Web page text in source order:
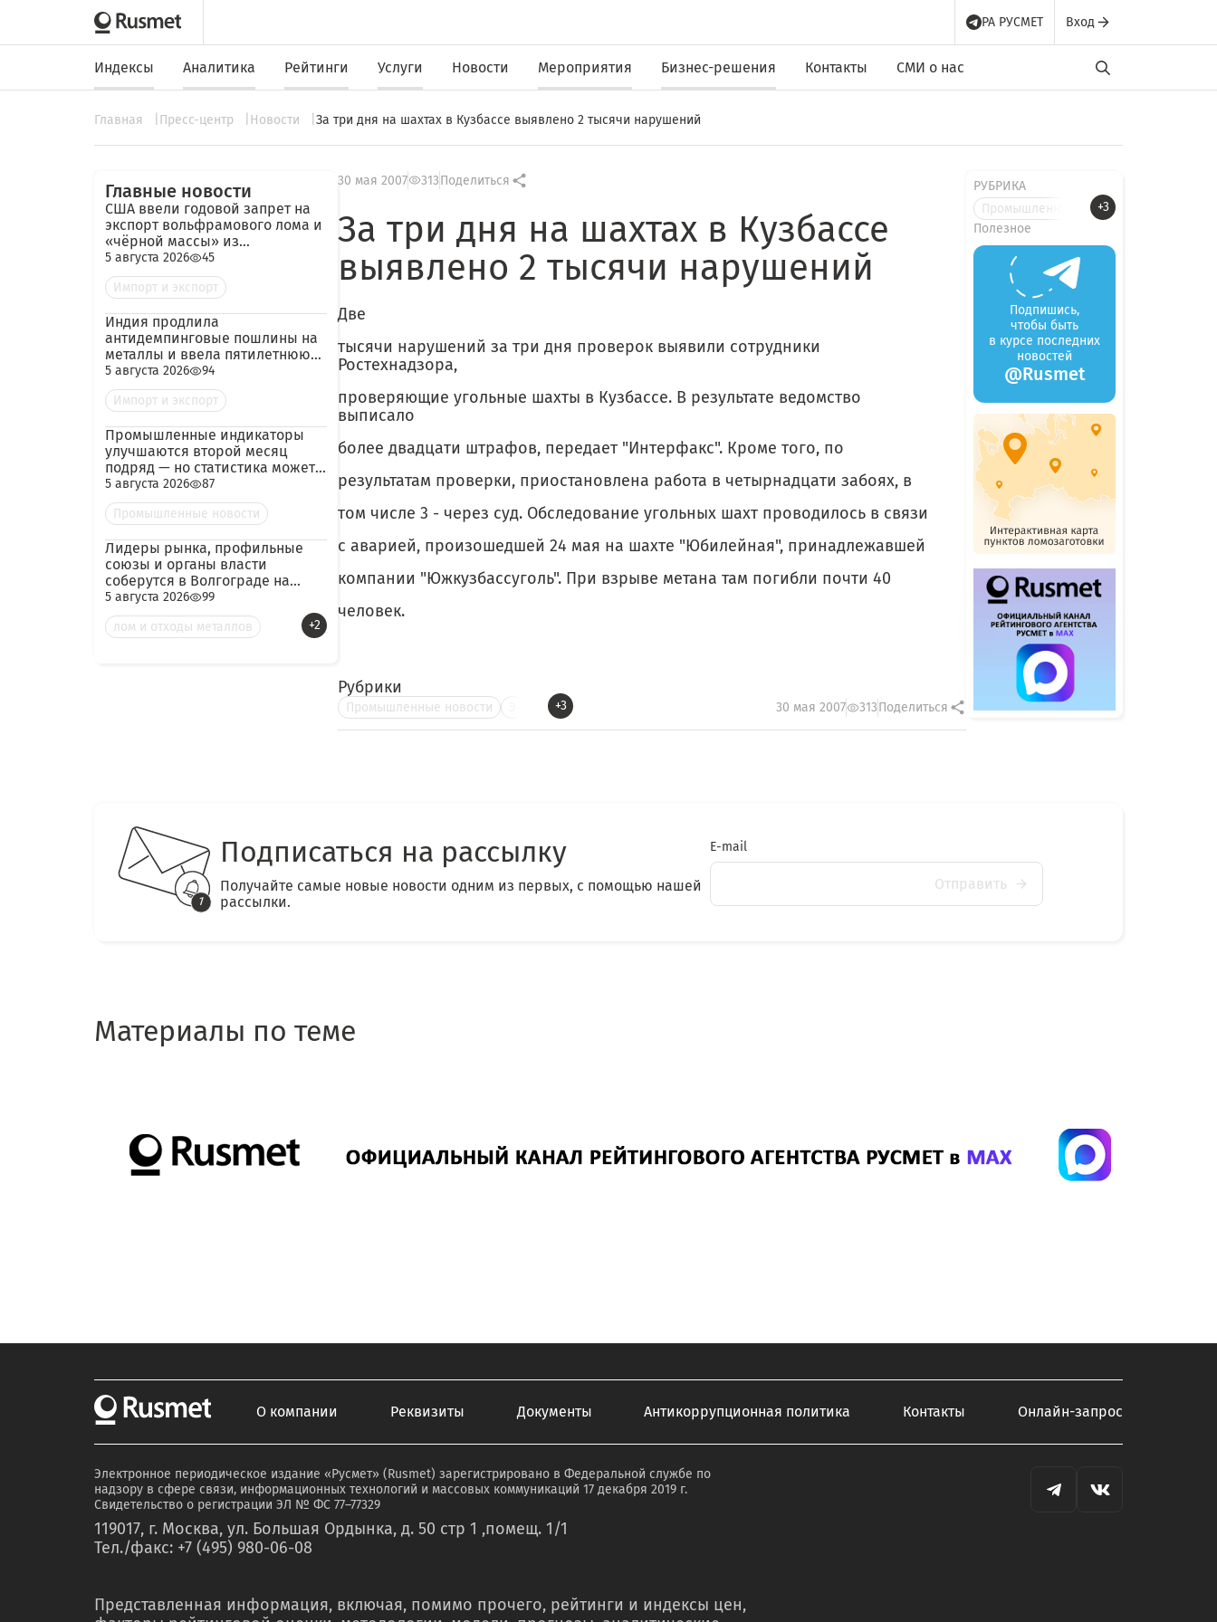
РА РУСМЕТ Вход
Индексы Аналитика Рейтинги Услуги Новости Мероприятия Бизнес-решения Контакты СМИ о нас
Главная Пресс-центр Новости За три дня на шахтах в Кузбассе выявлено 2 тысячи нарушений
Главные новости
США ввели годовой запрет на
экспорт вольфрамового лома и
«чёрной массы» из
аккумуляторов
5 августа 2026
45
Импорт и экспорт
Индия продлила
антидемпинговые пошлины на
металлы и ввела пятилетнюю
пошлину на импорт кокса из
России
5 августа 2026
94
Импорт и экспорт
Промышленные индикаторы
улучшаются второй месяц
подряд — но статистика может
скрывать логистический
кризис
5 августа 2026
87
Промышленные новости
Лидеры рынка, профильные
союзы и органы власти
соберутся в Волгограде на
конференцию по металлолому
и металлургии
5 августа 2026
99
лом и отходы металлов
+2
30 мая 2007 313Поделиться
За три дня на шахтах в Кузбассе
выявлено 2 тысячи нарушений
Две
тысячи нарушений за три дня проверок выявили сотрудники
Ростехнадзора,
проверяющие угольные шахты в Кузбассе. В результате ведомство
выписало
более двадцати штрафов, передает "Интерфакс". Кроме того, по
результатам проверки, приостановлена работа в четырнадцати забоях, в
том числе 3 - через суд. Обследование угольных шахт проводилось в связи
с аварией, произошедшей 24 мая на шахте "Юбилейная", принадлежавшей
компании "Южкузбассуголь". При взрыве метана там погибли почти 40
человек.
Рубрики
Промышленные новости +3 30 мая 2007 313Поделиться
РУБРИКА
Промышленные новости
+3
Полезное
Подпишись,
чтобы быть
в курсе последних
новостей
@Rusmet
Подписаться на рассылку
Получайте самые новые новости одним из первых, с помощью нашей
рассылки.
E-mail
Отправить
Материалы по теме
О компании Реквизиты Документы Антикоррупционная политика Контакты Онлайн-запрос
Электронное периодическое издание «Русмет» (Rusmet) зарегистрировано в Федеральной службе по
надзору в сфере связи, информационных технологий и массовых коммуникаций 17 декабря 2019 г.
Свидетельство о регистрации ЭЛ № ФС 77–77329
119017, г. Москва, ул. Большая Ордынка, д. 50 стр 1 ,помещ. 1/1
Тел./факс: +7 (495) 980-06-08
Представленная информация, включая, помимо прочего, рейтинги и индексы цен,